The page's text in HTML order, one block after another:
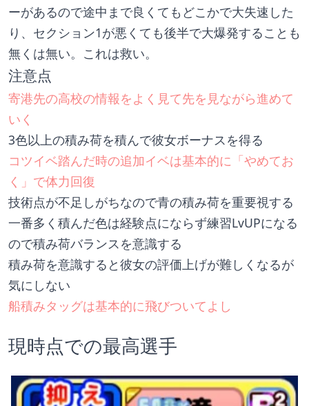
ーがあるので途中まで良くてもどこかで大失速した
り、セクション1が悪くても後半で大爆発することも
無くは無い。これは救い。
注意点
寄港先の高校の情報をよく見て先を見ながら進めて
いく
3色以上の積み荷を積んで彼女ボーナスを得る
コツイベ踏んだ時の追加イベは基本的に「やめてお
く」で体力回復
技術点が不足しがちなので青の積み荷を重要視する
一番多く積んだ色は経験点にならず練習LvUPになる
ので積み荷バランスを意識する
積み荷を意識すると彼女の評価上げが難しくなるが
気にしない
船積みタッグは基本的に飛びついてよし
現時点での最高選手